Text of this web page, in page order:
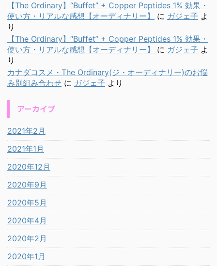
【The Ordinary】“Buffet” + Copper Peptides 1% 効果・
使い方・リアルな感想【オーディナリー】
に ガジェ子 よ
り
【The Ordinary】“Buffet” + Copper Peptides 1% 効果・
使い方・リアルな感想【オーディナリー】
に ガジェ子 よ
り
カナダコスメ・The Ordinary(ジ・オーディナリー)のお悩
み別組み合わせ に ガジェ子 より
アーカイブ
2021年2月
2021年1月
2020年12月
2020年9月
2020年5月
2020年4月
2020年2月
2020年1月